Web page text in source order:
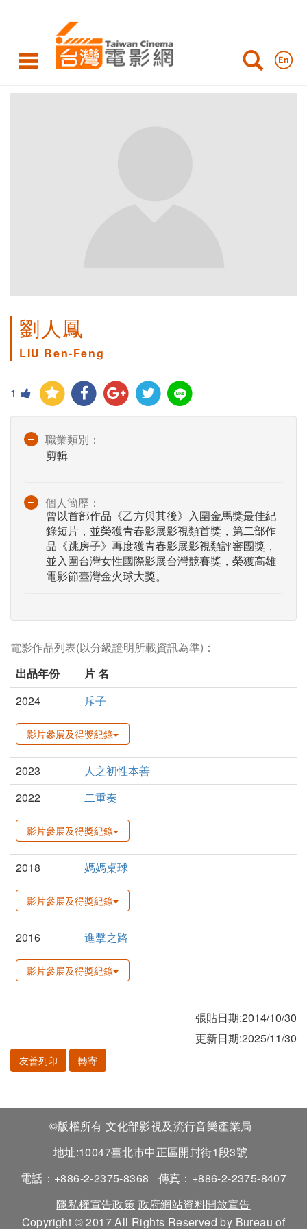
劉人鳳
LIU Ren-Feng
1
職業類別：
剪輯
個人簡歷：
曾以首部作品《乙方與其後》入圍金馬獎最佳紀
錄短片，並榮獲青春影展影視類首獎，第二部作
品《跳房子》再度獲青春影展影視類評審團獎，
並入圍台灣女性國際影展台灣競賽獎，榮獲高雄
電影節臺灣金火球大獎。
電影作品列表(以分級證明所載資訊為準)：
出品年份
片 名
2024
斥子
影片參展及得獎紀錄
2023
人之初性本善
2022
二重奏
影片參展及得獎紀錄
2018 媽媽桌球
影片參展及得獎紀錄
2016 進擊之路
影片參展及得獎紀錄
張貼日期:2014/10/30
更新日期:2025/11/30
友善列印 轉寄
©版權所有 文化部影視及流行音樂產業局
地址:10047臺北市中正區開封街1段3號
電話：+886-2-2375-8368
傳真：+886-2-2375-8407
隱私權宣告政策 政府網站資料開放宣告
Copyright © 2017 All Rights Reserved by Bureau of